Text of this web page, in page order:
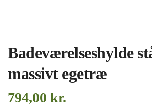
Badeværelseshylde
massivt egetræ
794,00 kr.